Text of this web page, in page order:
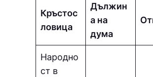
Кръстос
ловица
Дължин
а на
дума
Народно
ст в